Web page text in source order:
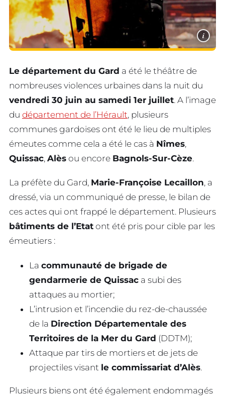
i
Le département du Gard a été le théâtre de
nombreuses violences urbaines dans la nuit du
vendredi 30 juin au samedi 1er juillet. A l’image
du département de l’Hérault, plusieurs
communes gardoises ont été le lieu de multiples
émeutes comme cela a été le cas à Nîmes,
Quissac, Alès ou encore Bagnols-Sur-Cèze.
La préfète du Gard, Marie-Françoise Lecaillon, a
dressé, via un communiqué de presse, le bilan de
ces actes qui ont frappé le département. Plusieurs
bâtiments de l’Etat ont été pris pour cible par les
émeutiers :
La communauté de brigade de
gendarmerie de Quissac a subi des
attaques au mortier;
L’intrusion et l’incendie du rez-de-chaussée
de la Direction Départementale des
Territoires de la Mer du Gard (DDTM);
Attaque par tirs de mortiers et de jets de
projectiles visant le commissariat d’Alès.
Plusieurs biens ont été également endommagés